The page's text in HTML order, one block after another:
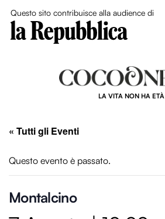
Questo sito contribuisce alla audience di
LA VITA NON HA ETÀ
« Tutti gli Eventi
Questo evento è passato.
Montalcino